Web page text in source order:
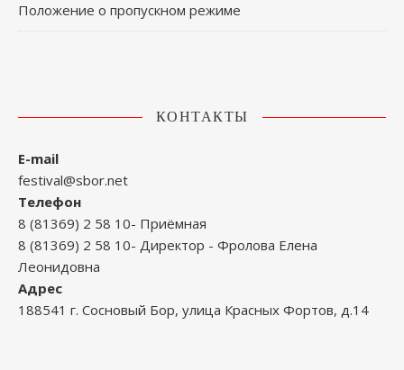
Положение о пропускном режиме
КОНТАКТЫ
E-mail
festival@sbor.net
Телефон
8 (81369) 2 58 10- Приёмная
8 (81369) 2 58 10- Директор - Фролова Елена
Леонидовна
Адрес
188541 г. Сосновый Бор, улица Красных Фортов, д.14